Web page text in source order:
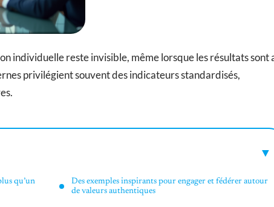
individuelle reste invisible, même lorsque les résultats sont
privilégient souvent des indicateurs standardisés,
qu’un
Des exemples inspirants pour engager et fédérer autour
de valeurs authentiques